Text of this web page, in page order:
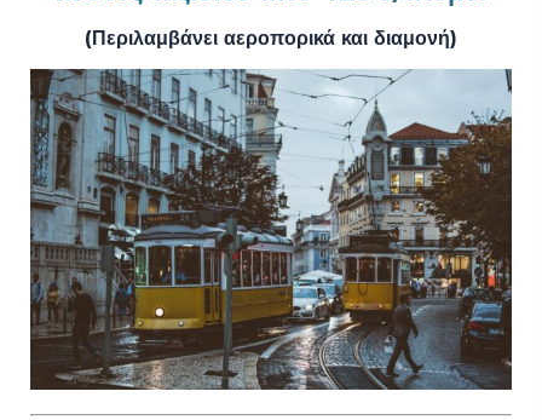
(Περιλαμβάνει αεροπορικά και διαμονή)